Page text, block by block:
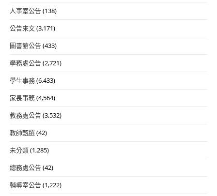
人事室公告(138)
公告來文(3,171)
圖書館公告(433)
學務處公告(2,721)
學生事務(6,433)
家長事務(4,564)
教務處公告(3,532)
教師甄選(42)
未分類(1,285)
總務處公告(42)
輔導室公告(1,222)